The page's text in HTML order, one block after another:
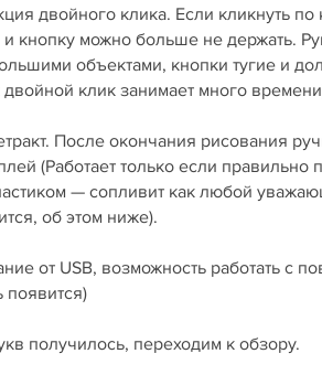
двойного клика. Если кликнуть
и кнопку можно больше не держать.
объектами, кнопки тугие и
двойной клик занимает много
После окончания рисования
(Работает только если правильно
— сопливит как любой
об этом ниже).
от USB, возможность работать с
появится)
получилось, переходим к обзору.